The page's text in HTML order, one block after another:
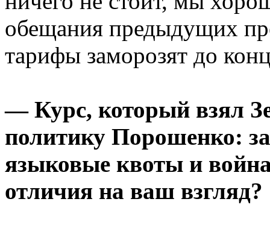
обещания предыдущих
тарифы заморозят до
— Курс, который взял
политику Порошенко:
языковые квоты и
отличия на ваш взгляд?